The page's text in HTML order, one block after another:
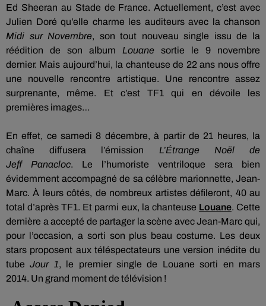
Ed Sheeran au Stade de France. Actuellement, c’est avec
Julien Doré qu’elle charme les auditeurs avec la chanson
Midi sur Novembre, son tout nouveau single issu de la
réédition de son album Louane sortie le 9 novembre
dernier. Mais aujourd’hui, la chanteuse de 22 ans nous offre
une nouvelle rencontre artistique.
Une rencontre assez
surprenante, même.
Et c’est TF1 qui en dévoile les
premières images…
En effet, ce samedi 8 décembre, à partir de 21 heures, la
chaîne diffusera l’émission L’Étrange Noël de
Jeff Panacloc.
Le l’humoriste ventriloque sera bien
évidemment accompagné de sa célèbre marionnette, Jean-
Marc. À leurs côtés, de nombreux artistes défileront, 40 au
total d’après TF1. Et parmi eux, la chanteuse Louane. Cette
dernière a accepté de partager la scène avec Jean-Marc qui,
pour l’occasion, a sorti son plus beau costume. Les deux
stars proposent aux téléspectateurs une version inédite du
tubeJour 1, le premier single de Louane sorti en mars
2014. Un grand moment de télévision !